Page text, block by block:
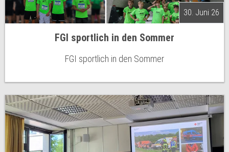
30. Juni 26
FGI sportlich in den Sommer
FGI sportlich in den Sommer